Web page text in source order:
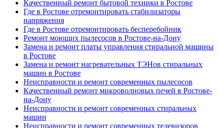
Качественный ремонт бытовой техники в Ростове
Где в Ростове отремонтировать стабилизаторы
напряжения
Где в Ростове отремонтировать бесперебойник
Ремонт моющих пылесосов в Ростове-на-Дону
Замена и ремонт платы управления стиральной машины
в Ростове
Замена и ремонт нагревательных ТЭНов стиральных
машин в Ростове
Неисправности и ремонт современных пылесосов
Качественный ремонт микроволновых печей в Ростове-
на-Дону
Неисправности и ремонт современных стиральных
машин
Неисправности и ремонт современных телевизоров